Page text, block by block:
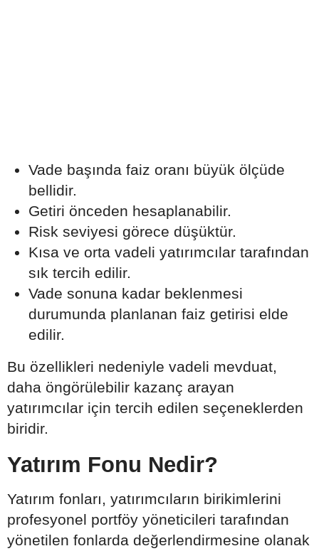
Vade başında faiz oranı büyük ölçüde
bellidir.
Getiri önceden hesaplanabilir.
Risk seviyesi görece düşüktür.
Kısa ve orta vadeli yatırımcılar tarafından
sık tercih edilir.
Vade sonuna kadar beklenmesi
durumunda planlanan faiz getirisi elde
edilir.
Bu özellikleri nedeniyle vadeli mevduat,
daha öngörülebilir kazanç arayan
yatırımcılar için tercih edilen seçeneklerden
biridir.
Yatırım Fonu Nedir?
Yatırım fonları, yatırımcıların birikimlerini
profesyonel portföy yöneticileri tarafından
yönetilen fonlarda değerlendirmesine olanak